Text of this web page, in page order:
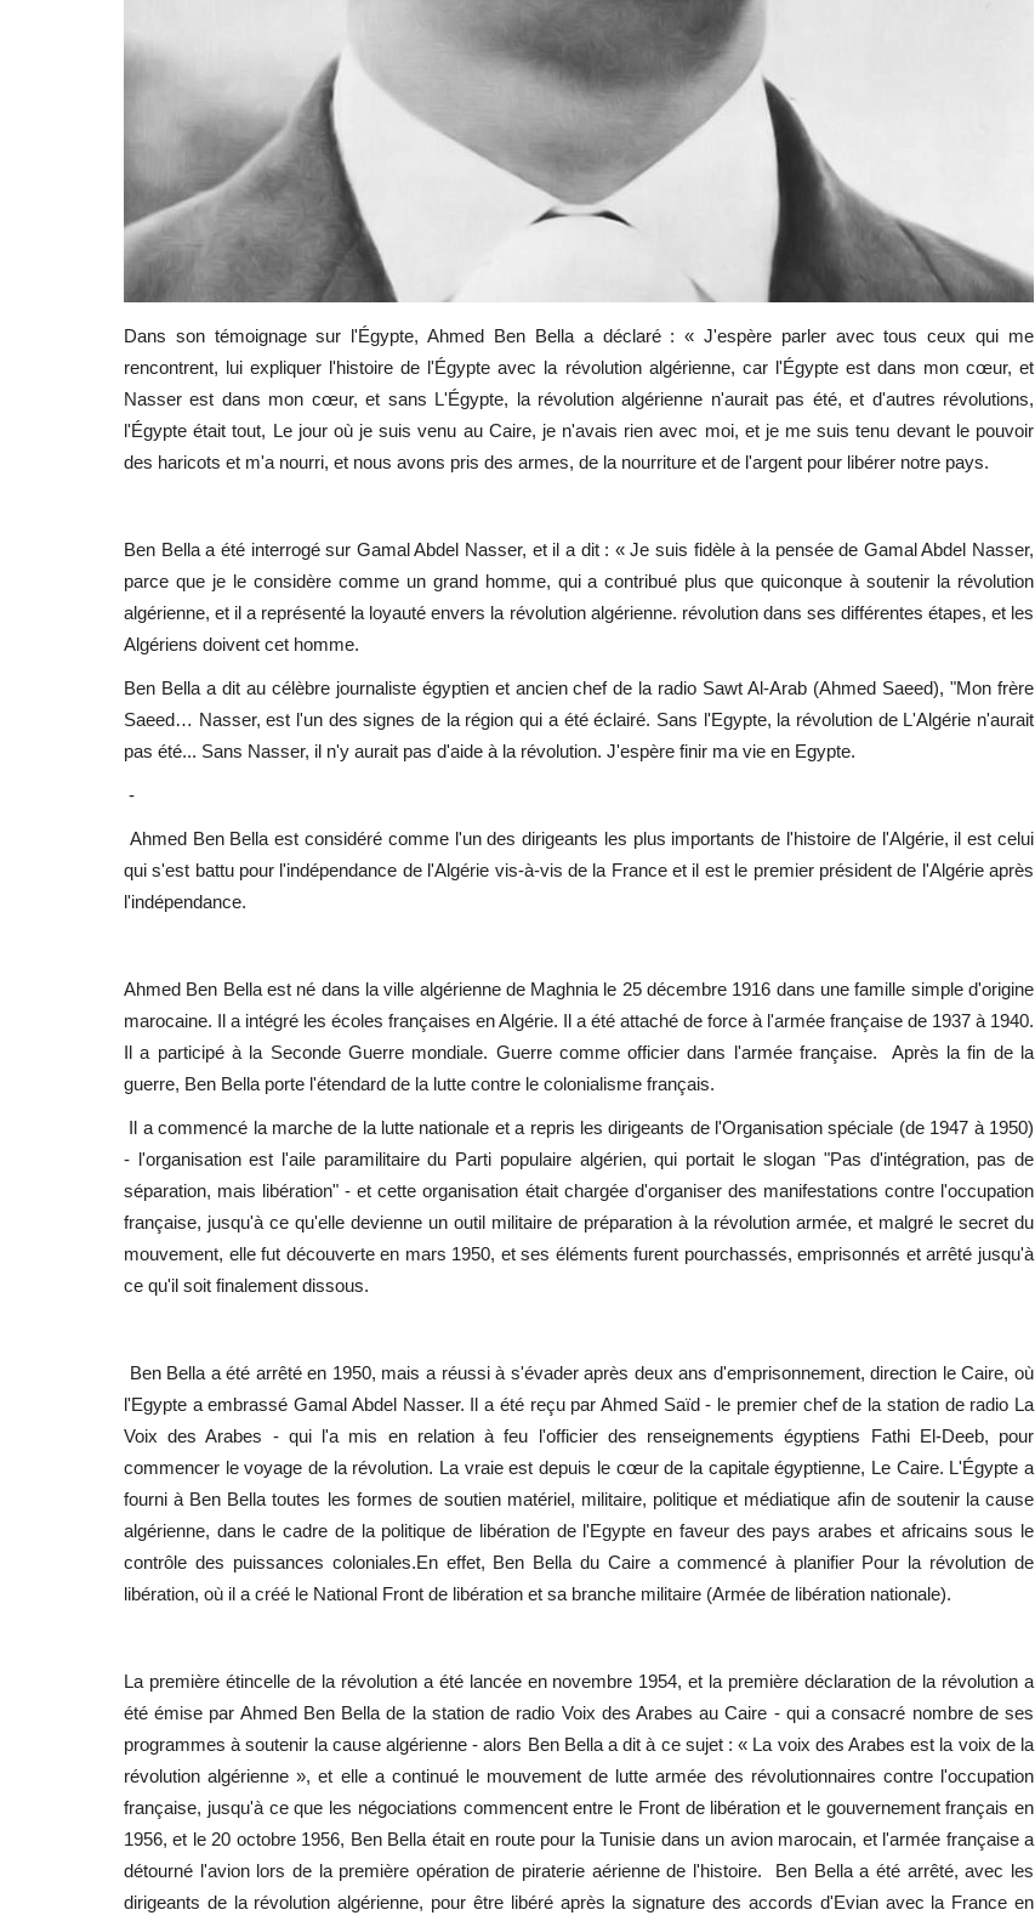
Dans son témoignage sur l'Égypte, Ahmed Ben Bella a déclaré : « J'espère parler avec tous ceux qui me
rencontrent, lui expliquer l'histoire de l'Égypte avec la révolution algérienne, car l'Égypte est dans mon cœur, et
Nasser est dans mon cœur, et sans L'Égypte, la révolution algérienne n'aurait pas été, et d'autres révolutions,
l'Égypte était tout, Le jour où je suis venu au Caire, je n'avais rien avec moi, et je me suis tenu devant le pouvoir
des haricots et m'a nourri, et nous avons pris des armes, de la nourriture et de l'argent pour libérer notre pays.
Ben Bella a été interrogé sur Gamal Abdel Nasser, et il a dit : « Je suis fidèle à la pensée de Gamal Abdel Nasser,
parce que je le considère comme un grand homme, qui a contribué plus que quiconque à soutenir la révolution
algérienne, et il a représenté la loyauté envers la révolution algérienne. révolution dans ses différentes étapes, et les
Algériens doivent cet homme.
Ben Bella a dit au célèbre journaliste égyptien et ancien chef de la radio Sawt Al-Arab (Ahmed Saeed), "Mon frère
Saeed… Nasser, est l'un des signes de la région qui a été éclairé. Sans l'Egypte, la révolution de L'Algérie n'aurait
pas été... Sans Nasser, il n'y aurait pas d'aide à la révolution. J'espère finir ma vie en Egypte.
-
Ahmed Ben Bella est considéré comme l'un des dirigeants les plus importants de l'histoire de l'Algérie, il est celui
qui s'est battu pour l'indépendance de l'Algérie vis-à-vis de la France et il est le premier président de l'Algérie après
l'indépendance.
Ahmed Ben Bella est né dans la ville algérienne de Maghnia le 25 décembre 1916 dans une famille simple d'origine
marocaine. Il a intégré les écoles françaises en Algérie. Il a été attaché de force à l'armée française de 1937 à 1940.
Il a participé à la Seconde Guerre mondiale. Guerre comme officier dans l'armée française. Après la fin de la
guerre, Ben Bella porte l'étendard de la lutte contre le colonialisme français.
Il a commencé la marche de la lutte nationale et a repris les dirigeants de l'Organisation spéciale (de 1947 à 1950)
- l'organisation est l'aile paramilitaire du Parti populaire algérien, qui portait le slogan "Pas d'intégration, pas de
séparation, mais libération" - et cette organisation était chargée d'organiser des manifestations contre l'occupation
française, jusqu'à ce qu'elle devienne un outil militaire de préparation à la révolution armée, et malgré le secret du
mouvement, elle fut découverte en mars 1950, et ses éléments furent pourchassés, emprisonnés et arrêté jusqu'à
ce qu'il soit finalement dissous.
Ben Bella a été arrêté en 1950, mais a réussi à s'évader après deux ans d'emprisonnement, direction le Caire, où
l'Egypte a embrassé Gamal Abdel Nasser. Il a été reçu par Ahmed Saïd - le premier chef de la station de radio La
Voix des Arabes - qui l'a mis en relation à feu l'officier des renseignements égyptiens Fathi El-Deeb, pour
commencer le voyage de la révolution. La vraie est depuis le cœur de la capitale égyptienne, Le Caire. L'Égypte a
fourni à Ben Bella toutes les formes de soutien matériel, militaire, politique et médiatique afin de soutenir la cause
algérienne, dans le cadre de la politique de libération de l'Egypte en faveur des pays arabes et africains sous le
contrôle des puissances coloniales.En effet, Ben Bella du Caire a commencé à planifier Pour la révolution de
libération, où il a créé le National Front de libération et sa branche militaire (Armée de libération nationale).
La première étincelle de la révolution a été lancée en novembre 1954, et la première déclaration de la révolution a
été émise par Ahmed Ben Bella de la station de radio Voix des Arabes au Caire - qui a consacré nombre de ses
programmes à soutenir la cause algérienne - alors Ben Bella a dit à ce sujet : « La voix des Arabes est la voix de la
révolution algérienne », et elle a continué le mouvement de lutte armée des révolutionnaires contre l'occupation
française, jusqu'à ce que les négociations commencent entre le Front de libération et le gouvernement français en
1956, et le 20 octobre 1956, Ben Bella était en route pour la Tunisie dans un avion marocain, et l'armée française a
détourné l'avion lors de la première opération de piraterie aérienne de l'histoire. Ben Bella a été arrêté, avec les
dirigeants de la révolution algérienne, pour être libéré après la signature des accords d'Evian avec la France en